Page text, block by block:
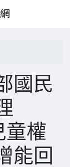
國民
童權
能回